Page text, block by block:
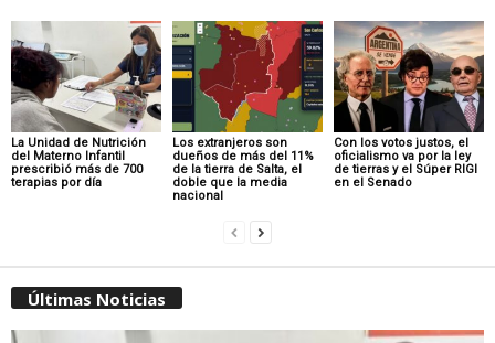
La Unidad de Nutrición
del Materno Infantil
prescribió más de 700
terapias por día
Los extranjeros son
dueños de más del 11%
de la tierra de Salta, el
doble que la media
nacional
Con los votos justos, el
oficialismo va por la ley
de tierras y el Súper RIGI
en el Senado
Últimas Noticias